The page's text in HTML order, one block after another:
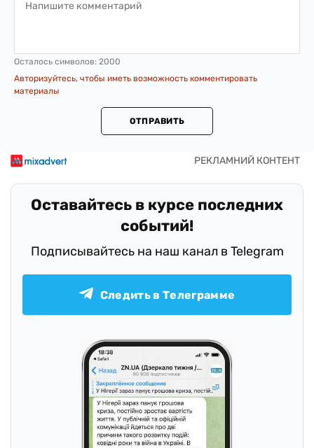
Осталось символов: 2000
Авторизуйтесь, чтобы иметь возможность комментировать
материалы
ОТПРАВИТЬ
Оставайтесь в курсе последних
событий!
Подписывайтесь на наш канал в Telegram
Следить в Телеграмме